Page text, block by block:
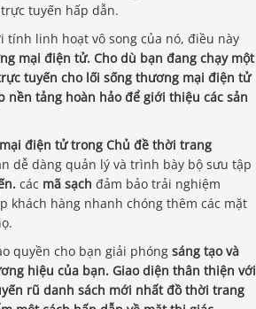
tuyến hấp dẫn.
tính linh hoạt vô song của nó, điều này
mại điện tử. Cho dù bạn đang chạy một
tuyến cho lối sống thương mại điện tử
nền tảng hoàn hảo để giới thiệu các sản
điện tử trong Chủ đề thời trang
dễ dàng quản lý và trình bày bộ sưu tập
các mã sạch đảm bảo trải nghiệm
khách hàng nhanh chóng thêm các mặt
quyền cho bạn giải phóng sáng tạo và
hiệu của bạn. Giao diện thân thiện với
rũ danh sách mới nhấtđồ thời trang